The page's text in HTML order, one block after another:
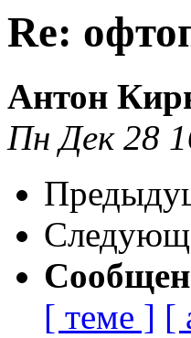
Re:
Антон
Пн Дек 28
[ теме ] [